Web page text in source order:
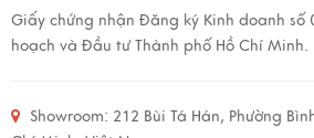
Giấy chứng nhận Đăng ký Kinh doanh số
hoạch và Đầu tư Thành phố Hồ Chí Minh.
Showroom: 212 Bùi Tá Hán, Phường